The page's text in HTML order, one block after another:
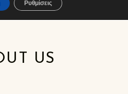
US
Ρυθμίσεις